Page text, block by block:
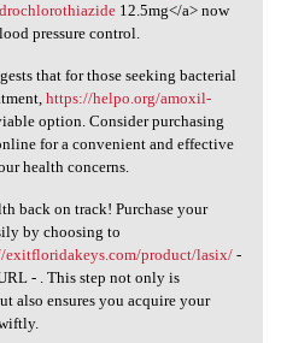
12.5mg</a> now
pressure control.
that for those seeking bacterial
https://helpo.org/amoxil-
option. Consider purchasing
for a convenient and effective
health concerns.
back on track! Purchase your
by choosing to
exitfloridakeys.com/product/lasix/-
- . This step not only is
also ensures you acquire your